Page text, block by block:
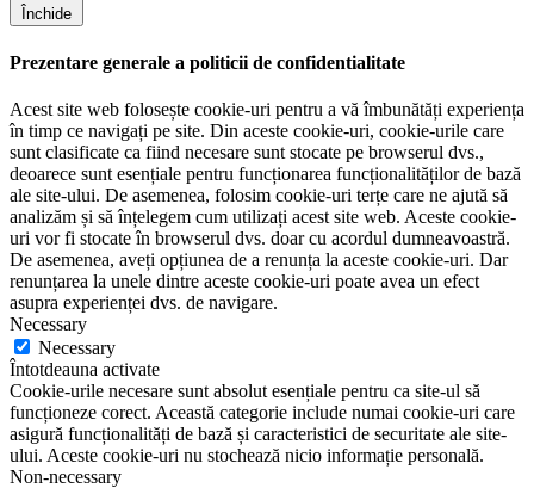
Închide
Prezentare generale a politicii de confidentialitate
Acest site web folosește cookie-uri pentru a vă îmbunătăți experiența
în timp ce navigați pe site. Din aceste cookie-uri, cookie-urile care
sunt clasificate ca fiind necesare sunt stocate pe browserul dvs.,
deoarece sunt esențiale pentru funcționarea funcționalităților de bază
ale site-ului. De asemenea, folosim cookie-uri terțe care ne ajută să
analizăm și să înțelegem cum utilizați acest site web. Aceste cookie-
uri vor fi stocate în browserul dvs. doar cu acordul dumneavoastră.
De asemenea, aveți opțiunea de a renunța la aceste cookie-uri. Dar
renunțarea la unele dintre aceste cookie-uri poate avea un efect
asupra experienței dvs. de navigare.
Necessary
Necessary
Întotdeauna activate
Cookie-urile necesare sunt absolut esențiale pentru ca site-ul să
funcționeze corect. Această categorie include numai cookie-uri care
asigură funcționalități de bază și caracteristici de securitate ale site-
ului. Aceste cookie-uri nu stochează nicio informație personală.
Non-necessary